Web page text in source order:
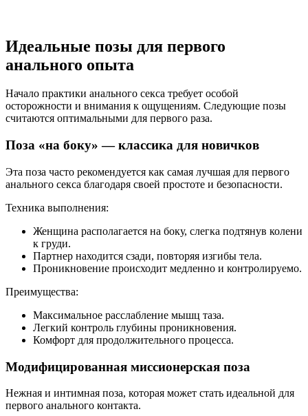
Идеальные позы для первого
анального опыта
Начало практики анального секса требует особой
осторожности и внимания к ощущениям. Следующие позы
считаются оптимальными для первого раза.
Поза «на боку» — классика для новичков
Эта поза часто рекомендуется как самая лучшая для первого
анального секса благодаря своей простоте и безопасности.
Техника выполнения:
Женщина располагается на боку, слегка подтянув колени
к груди.
Партнер находится сзади, повторяя изгибы тела.
Проникновение происходит медленно и контролируемо.
Преимущества:
Максимальное расслабление мышц таза.
Легкий контроль глубины проникновения.
Комфорт для продолжительного процесса.
Модифицированная миссионерская поза
Нежная и интимная поза, которая может стать идеальной для
первого анального контакта.